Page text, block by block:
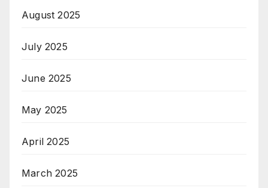
August 2025
July 2025
June 2025
May 2025
April 2025
March 2025